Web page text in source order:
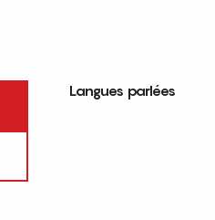
Langues parlées
Langues parlées